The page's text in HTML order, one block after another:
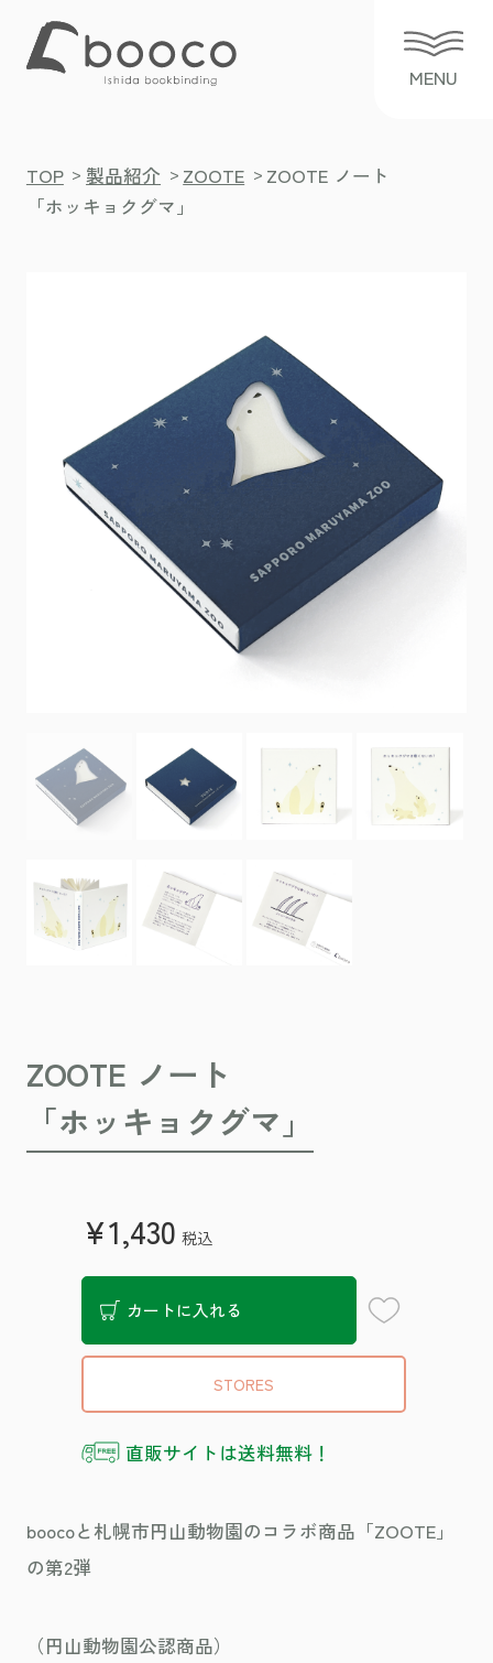
TOP > 製品紹介 > ZOOTE > ZOOTE ノート
「ホッキョクグマ」
ZOOTE ノート
「ホッキョクグマ」
¥1,430 税込
カートに入れる
STORES
直販サイトは送料無料！
boocoと札幌市円山動物園のコラボ商品「ZOOTE」
の第2弾
（円山動物園公認商品）